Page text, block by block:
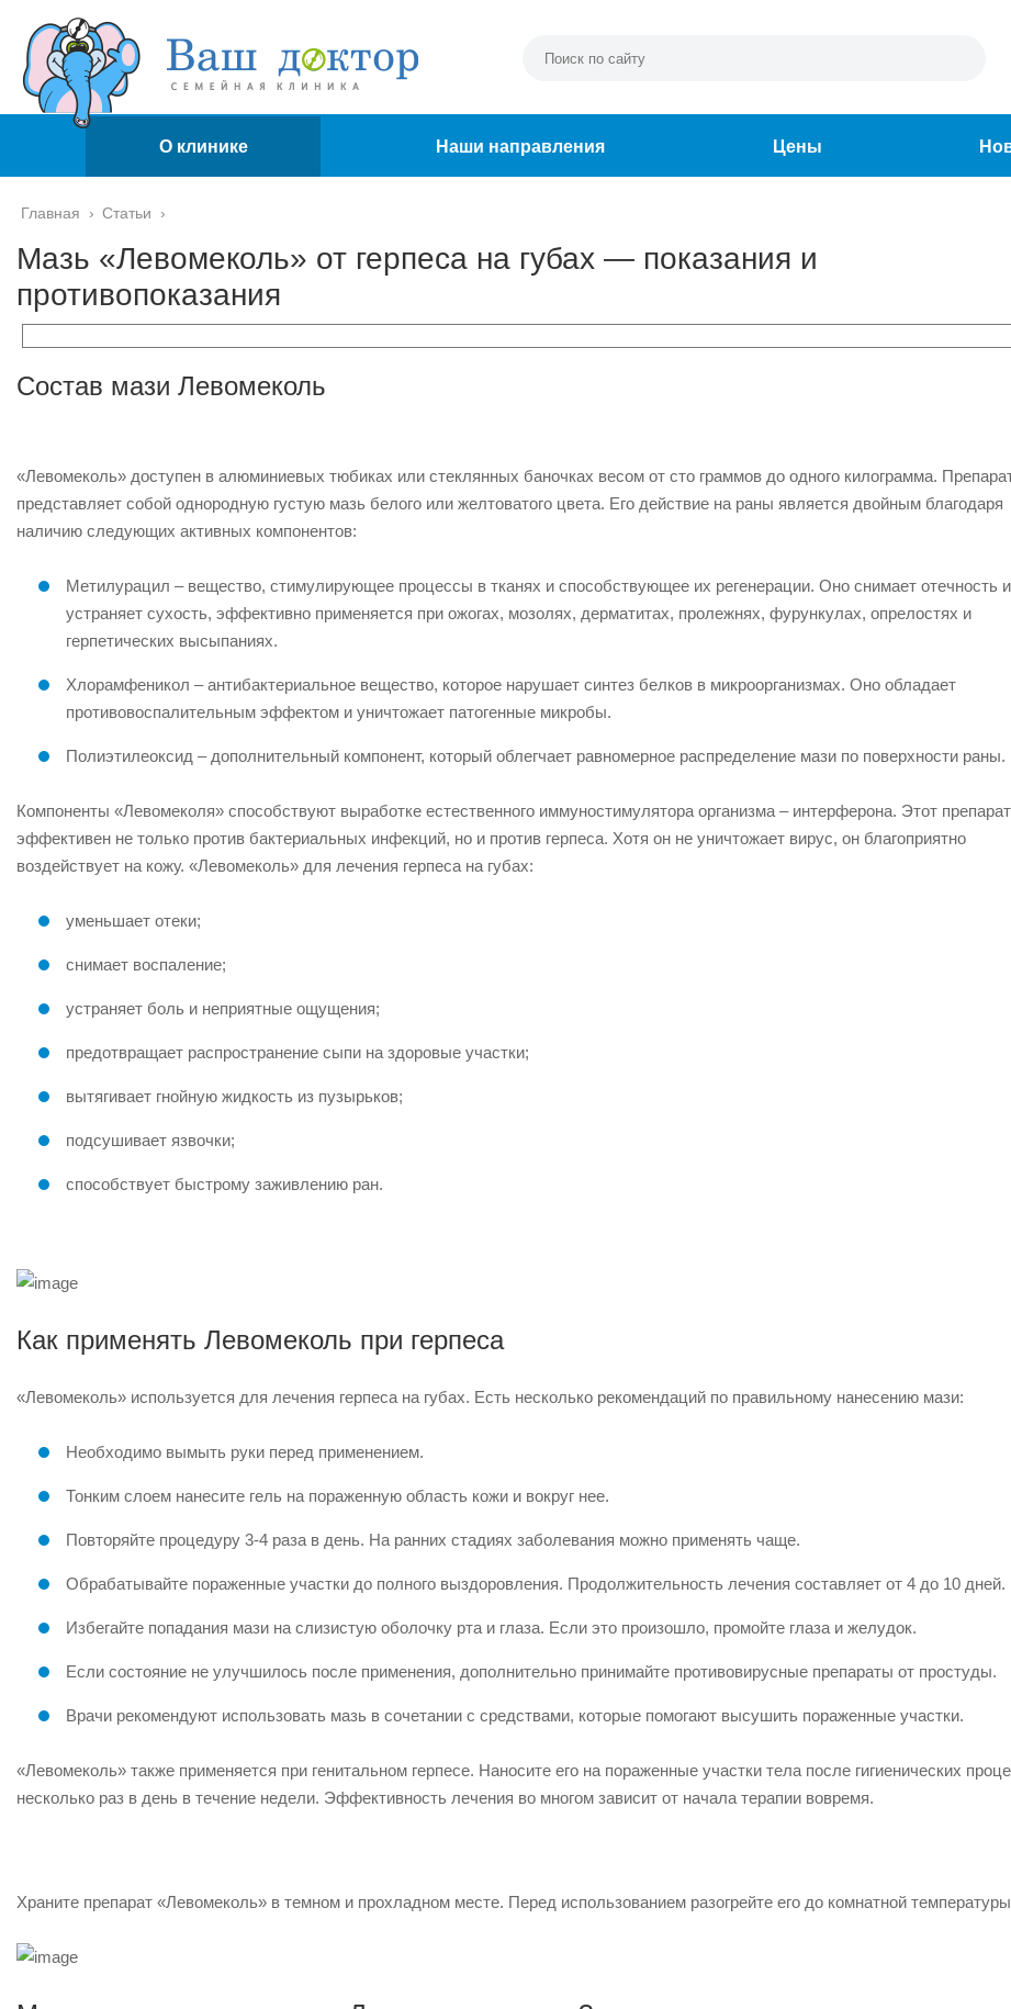
О клинике Наши направления Цены
Главная › Статьи ›
Мазь «Левомеколь» от герпеса на губах — показания и
противопоказания
Состав мази Левомеколь
«Левомеколь» доступен в алюминиевых тюбиках или стеклянных баночках весом от сто граммов до одного килограмма.
представляет собой однородную густую мазь белого или желтоватого цвета. Его действие на раны является двойным благодаря
наличию следующих активных компонентов:
Метилурацил – вещество, стимулирующее процессы в тканях и способствующее их регенерации. Оно снимает отечность и
устраняет сухость, эффективно применяется при ожогах, мозолях, дерматитах, пролежнях, фурункулах, опрелостях и
герпетических высыпаниях.
Хлорамфеникол – антибактериальное вещество, которое нарушает синтез белков в микроорганизмах. Оно обладает
противовоспалительным эффектом и уничтожает патогенные микробы.
Полиэтилеоксид – дополнительный компонент, который облегчает равномерное распределение мази по поверхности раны.
Компоненты «Левомеколя» способствуют выработке естественного иммуностимулятора организма – интерферона. Этот препарат
эффективен не только против бактериальных инфекций, но и против герпеса. Хотя он не уничтожает вирус, он благоприятно
воздействует на кожу. «Левомеколь» для лечения герпеса на губах:
уменьшает отеки;
снимает воспаление;
устраняет боль и неприятные ощущения;
предотвращает распространение сыпи на здоровые участки;
вытягивает гнойную жидкость из пузырьков;
подсушивает язвочки;
способствует быстрому заживлению ран.
Как применять Левомеколь при герпеса
«Левомеколь» используется для лечения герпеса на губах. Есть несколько рекомендаций по правильному нанесению мази:
Необходимо вымыть руки перед применением.
Тонким слоем нанесите гель на пораженную область кожи и вокруг нее.
Повторяйте процедуру 3-4 раза в день. На ранних стадиях заболевания можно применять чаще.
Обрабатывайте пораженные участки до полного выздоровления. Продолжительность лечения составляет от 4 до 10 дней.
Избегайте попадания мази на слизистую оболочку рта и глаза. Если это произошло, промойте глаза и желудок.
Если состояние не улучшилось после применения, дополнительно принимайте противовирусные препараты от простуды.
Врачи рекомендуют использовать мазь в сочетании с средствами, которые помогают высушить пораженные участки.
«Левомеколь» также применяется при генитальном герпесе. Наносите его на пораженные участки тела после гигиенических
несколько раз в день в течение недели. Эффективность лечения во многом зависит от начала терапии вовремя.
Храните препарат «Левомеколь» в темном и прохладном месте. Перед использованием разогрейте его до комнатной